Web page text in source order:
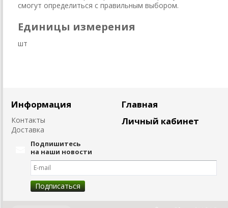
смогут определиться с правильным выбором.
Единицы измерения
шт
Информация
Контакты
Доставка
Главная
Личный кабинет
Подпишитесь
на наши новости